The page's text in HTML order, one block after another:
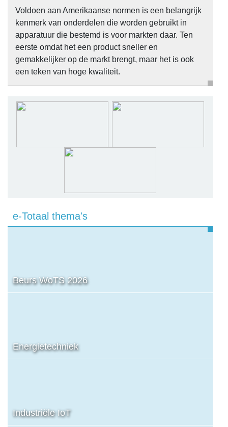
Voldoen aan Amerikaanse normen is een belangrijk
kenmerk van onderdelen die worden gebruikt in
apparatuur die bestemd is voor markten daar. Ten
eerste omdat het een product sneller en
gemakkelijker op de markt brengt, maar het is ook
een teken van hoge kwaliteit.
e-Totaal thema's
Beurs WoTS 2026
Energietechniek
Industriële IoT